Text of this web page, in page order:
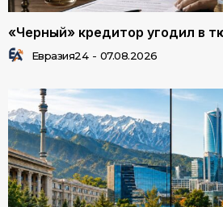
«Черный» кредитор угодил в
Евразия24 - 07.08.2026